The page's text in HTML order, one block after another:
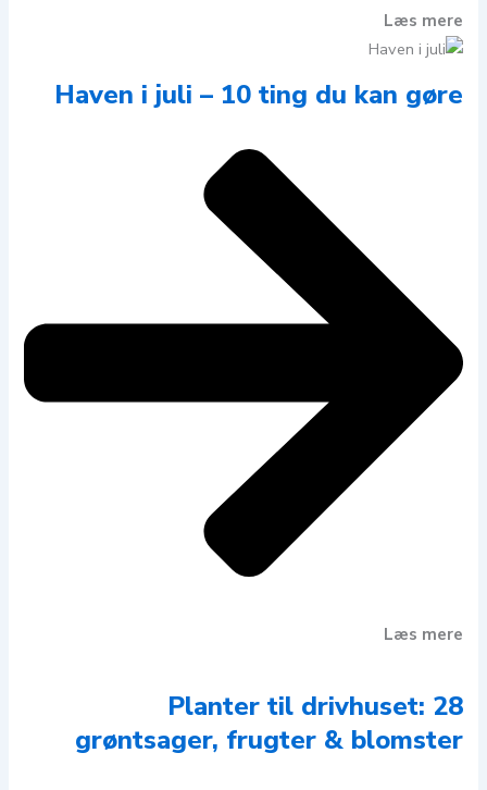
Læs mere
Haven i juli – 10 ting du kan gøre
Læs mere
Planter til drivhuset: 28
grøntsager, frugter & blomster